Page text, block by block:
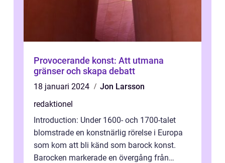
Provocerande konst: Att utmana
gränser och skapa debatt
18 januari 2024
Jon Larsson
redaktionel
Introduction: Under 1600- och 1700-talet
blomstrade en konstnärlig rörelse i Europa
som kom att bli känd som barock konst.
Barocken markerade en övergång från